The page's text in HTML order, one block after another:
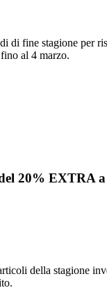
di fine stagione per
al 4 marzo.
20% EXTRA
della stagione